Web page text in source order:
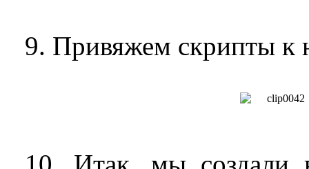
9. Привяжем скрипты